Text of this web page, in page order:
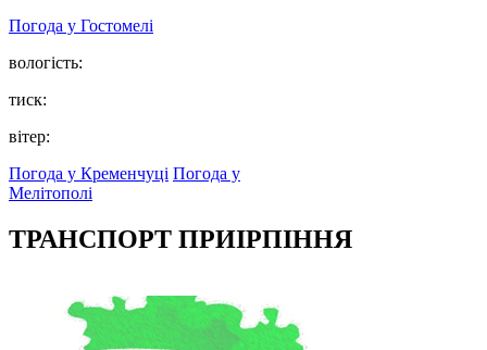
Погода у Гостомелі
вологість:
тиск:
вітер:
Погода у Кременчуці Погода у
Мелітополі
ТРАНСПОРТ ПРИІРПІННЯ